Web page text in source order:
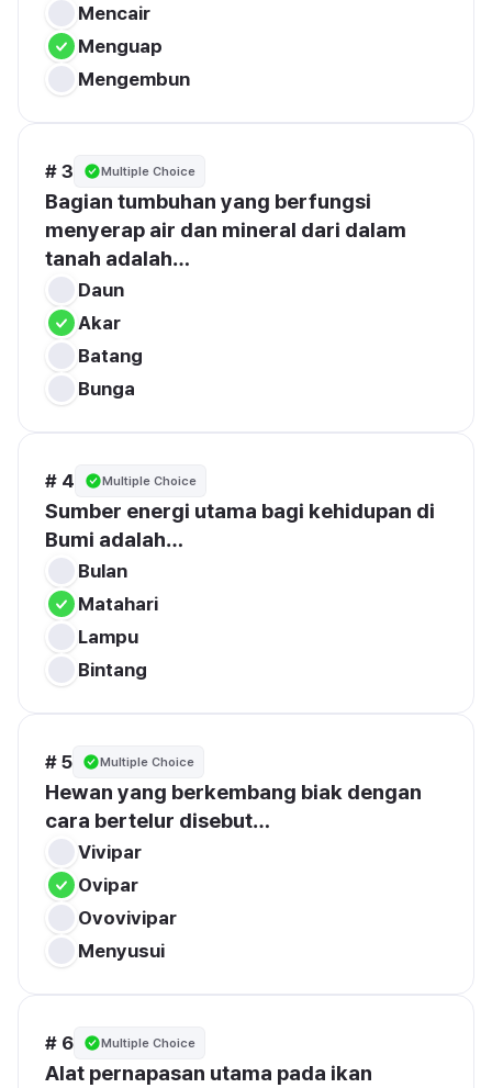
Mencair
Menguap
Mengembun
# 3 Multiple Choice
Bagian tumbuhan yang berfungsi
menyerap air dan mineral dari dalam
tanah adalah…
Daun
Akar
Batang
Bunga
# 4 Multiple Choice
Sumber energi utama bagi kehidupan di
Bumi adalah…
Bulan
Matahari
Lampu
Bintang
# 5 Multiple Choice
Hewan yang berkembang biak dengan
cara bertelur disebut…
Vivipar
Ovipar
Ovovivipar
Menyusui
# 6 Multiple Choice
Alat pernapasan utama pada ikan